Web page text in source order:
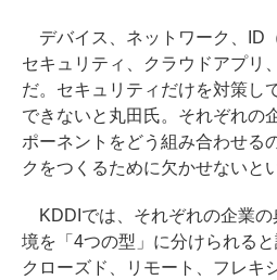
デバイス、ネットワーク、ID
セキュリティ、クラウドアプリ
だ。セキュリティだけを対策し
できないと丸田氏。それぞれの
ポーネントをどう組み合わせる
クをつくるために欠かせないと
KDDIでは、それぞれの企業の
境を「4つの型」に分けられる
クローズド、リモート、フレキ